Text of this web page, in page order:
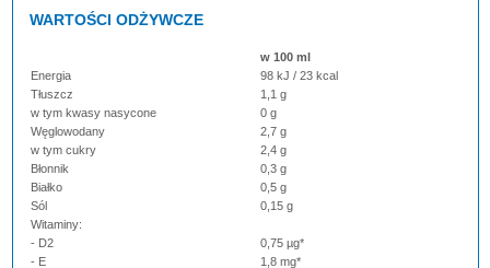
WARTOŚCI ODŻYWCZE
w 100 ml
Energia
98 kJ / 23 kcal
Tłuszcz
1,1 g
w tym kwasy nasycone
0 g
Węglowodany
2,7 g
w tym cukry
2,4 g
Błonnik
0,3 g
Białko
0,5 g
Sól
0,15 g
Witaminy:
- D2
0,75 µg*
- E
1,8 mg*